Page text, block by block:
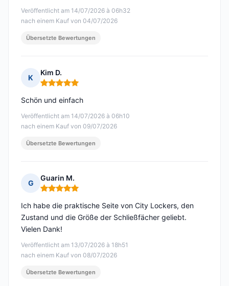
Veröffentlicht am 14/07/2026 à 06h32
nach einem Kauf von 04/07/2026
Übersetzte Bewertungen
K
Kim D.
Hinweis: 5 von 5
Veröffentlicht am 14/07/2026 à 06h10
nach einem Kauf von 09/07/2026
Schön und einfach
Übersetzte Bewertungen
G
Guarin M.
Hinweis: 5 von 5
Veröffentlicht am 13/07/2026 à 18h51
nach einem Kauf von 08/07/2026
Ich habe die praktische Seite von City Lockers, den
Zustand und die Größe der Schließfächer geliebt.
Vielen Dank!
Übersetzte Bewertungen